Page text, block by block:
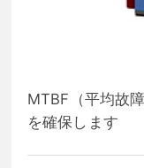
MTBF（平均故
を確保します